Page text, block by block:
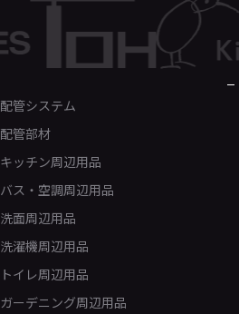
配管システム
配管部材
キッチン周辺用品
バス・空調周辺用品
洗面周辺用品
洗濯機周辺用品
トイレ周辺用品
ガーデニング周辺用品